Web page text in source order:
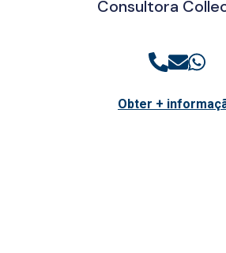
Consultora
Obter +